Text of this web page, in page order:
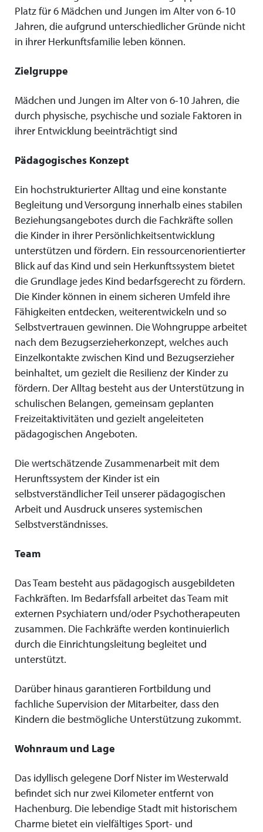
Platz für 6 Mädchen und Jungen im Alter von 6-10
Jahren, die aufgrund unterschiedlicher Gründe nicht
in ihrer Herkunftsfamilie leben können.
Zielgruppe
Mädchen und Jungen im Alter von 6-10 Jahren, die
durch physische, psychische und soziale Faktoren in
ihrer Entwicklung beeinträchtigt sind
Pädagogisches Konzept
Ein hochstrukturierter Alltag und eine konstante
Begleitung und Versorgung innerhalb eines stabilen
Beziehungsangebotes durch die Fachkräfte sollen
die Kinder in ihrer Persönlichkeitsentwicklung
unterstützen und fördern. Ein ressourcenorientierter
Blick auf das Kind und sein Herkunftssystem bietet
die Grundlage jedes Kind bedarfsgerecht zu fördern.
Die Kinder können in einem sicheren Umfeld ihre
Fähigkeiten entdecken, weiterentwickeln und so
Selbstvertrauen gewinnen. Die Wohngruppe arbeitet
nach dem Bezugserzieherkonzept, welches auch
Einzelkontakte zwischen Kind und Bezugserzieher
beinhaltet, um gezielt die Resilienz der Kinder zu
fördern. Der Alltag besteht aus der Unterstützung in
schulischen Belangen, gemeinsam geplanten
Freizeitaktivitäten und gezielt angeleiteten
pädagogischen Angeboten.
Die wertschätzende Zusammenarbeit mit dem
Herunftssystem der Kinder ist ein
selbstverständlicher Teil unserer pädagogischen
Arbeit und Ausdruck unseres systemischen
Selbstverständnisses.
Team
Das Team besteht aus pädagogisch ausgebildeten
Fachkräften. Im Bedarfsfall arbeitet das Team mit
externen Psychiatern und/oder Psychotherapeuten
zusammen. Die Fachkräfte werden kontinuierlich
durch die Einrichtungsleitung begleitet und
unterstützt.
Darüber hinaus garantieren Fortbildung und
fachliche Supervision der Mitarbeiter, dass den
Kindern die bestmögliche Unterstützung zukommt.
Wohnraum und Lage
Das idyllisch gelegene Dorf Nister im Westerwald
befindet sich nur zwei Kilometer entfernt von
Hachenburg. Die lebendige Stadt mit historischem
Charme bietet ein vielfältiges Sport- und